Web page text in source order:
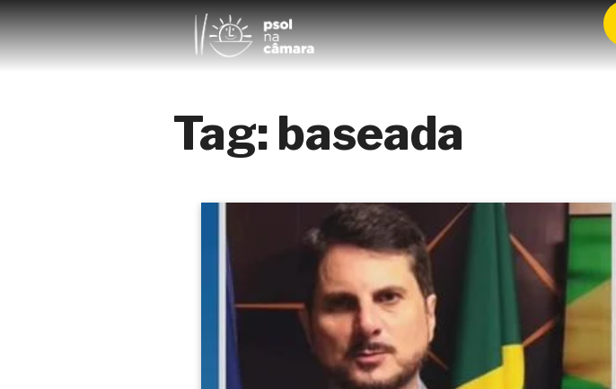
Tag: baseada